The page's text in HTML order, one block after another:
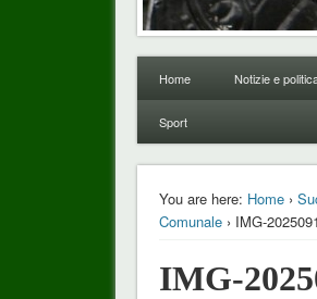
Home Notizie e
Sport
You are here: Home›
Comunale› IMG-
IMG-